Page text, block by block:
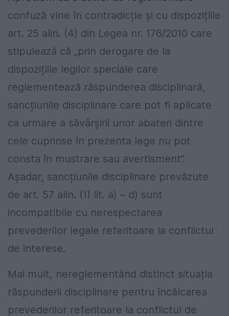
confuză vine în contradicție și cu dispozițiile
art. 25 alin. (4) din Legea nr. 176/2010 care
stipulează că „prin derogare de la
dispozițiile legilor speciale care
reglementează răspunderea disciplinară,
sancțiunile disciplinare care pot fi aplicate
ca urmare a săvârșirii unor abateri dintre
cele cuprinse în prezenta lege nu pot
consta în mustrare sau avertisment”.
Așadar, sancțiunile disciplinare prevăzute
de art. 57 alin. (1) lit. a) – d) sunt
incompatibile cu nerespectarea
prevederilor legale referitoare la conflictul
de interese.
Mai mult, nereglementând distinct situația
răspunderii disciplinare pentru încălcarea
prevederilor referitoare la conflictul de